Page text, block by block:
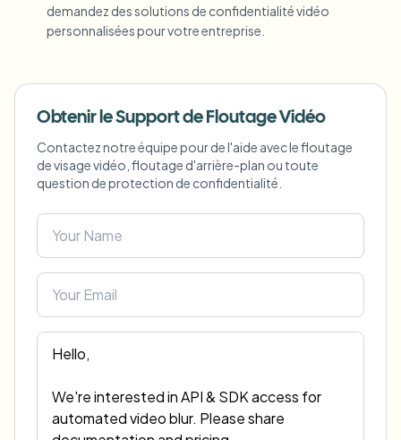
Échange de visage - Vidéo
Intelligence vidéo
Traitez plusieurs vidéos en une fois
Flou de plaques en masse
Flotte, dashcam et parking à grande échelle
Zones, politiques et révision d'entreprise
API & SDK
Automatiser les téléchargements, tâches et webhooks
Formulaire de contact
Intelligence vidéo
Suppression d'arrière-plan en masse
demandez des solutions de confidentialité vidéo
personnalisées pour votre entreprise.
Obtenir le Support de Floutage Vidéo
Contactez notre équipe pour de l'aide avec le floutage
de visage vidéo, floutage d'arrière-plan ou toute
question de protection de confidentialité.